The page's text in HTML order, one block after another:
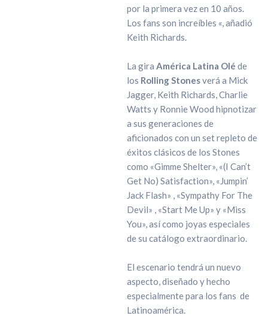
por la primera vez en 10 años.
Los fans son increíbles «, añadió
Keith Richards.
La gira América Latina Olé de
los Rolling Stonesverá a Mick
Jagger, Keith Richards, Charlie
Watts y Ronnie Wood hipnotizar
a sus generaciones de
aficionados con un set repleto de
éxitos clásicos de los Stones
como «Gimme Shelter», «(I Can’t
Get No) Satisfaction», «Jumpin’
Jack Flash» , «Sympathy For The
Devil» , «Start Me Up» y «Miss
You», así como joyas especiales
de su catálogo extraordinario.
El escenario tendrá un nuevo
aspecto, diseñado y hecho
especialmente para los fans de
Latinoamérica.